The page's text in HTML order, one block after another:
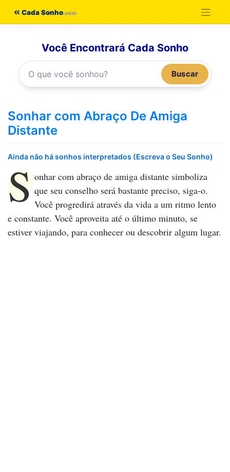
Cada Sonho
Você Encontrará Cada Sonho
Buscar
Sonhar com Abraço De Amiga
Distante
Ainda não há sonhos interpretados (Escreva o Seu Sonho)
S onhar com abraço de amiga distante simboliza
que seu conselho será bastante preciso, siga-o.
Você progredirá através da vida a um ritmo lento
e constante. Você aproveita até o último minuto, se
estiver viajando, para conhecer ou descobrir algum lugar.